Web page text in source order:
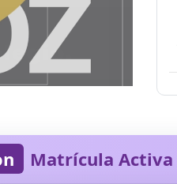
Matrícula Activa